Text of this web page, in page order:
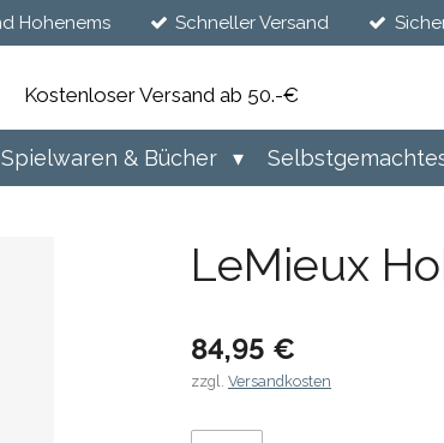
Hohenems Schneller Versand
Kostenloser Versand ab 50.-€
Spielwaren & Bücher
LeMieux
84,95 €
zzgl. Versandkosten